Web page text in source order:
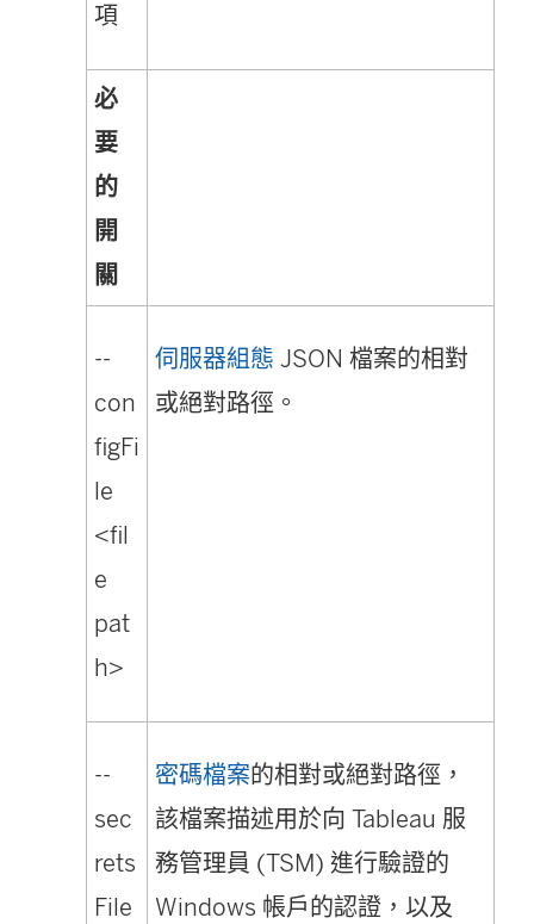
項
必
要
的
開
關
--
con
figFi
le
<fil
e
pat
h>
伺服器組態 JSON 檔案的相對
或絕對路徑。
--
sec
rets
File
密碼檔案的相對或絕對路徑，
該檔案描述用於向 Tableau 服
務管理員 (TSM) 進行驗證的
Windows 帳戶的認證，以及